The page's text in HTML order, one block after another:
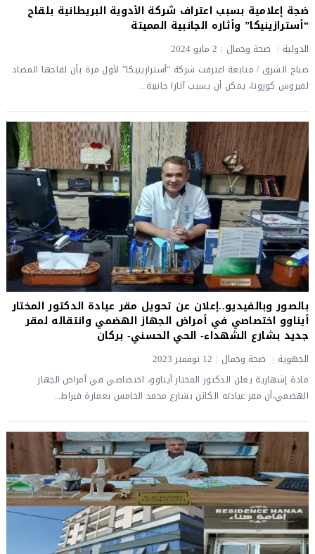
ضجة إعلامية بسبب اعتراف شركة الأدوية البريطانية بلقاح
“أسترازينيكا” وأثاره الجانبية المميتة
الدولية صحة وجمال 2 مايو 2024
صباح الشرق / متابعة اعترفت شركة “أسترازينيكا” لأول مرة بأن لقاحها المضاد
لفيروس كورونا، يمكن أن يسبب آثارا جانبية...
بالصور وبالفيديو..إعلان عن تحويل مقر عيادة الدكتور المختار
أيناوو اختصاصي في أمراض الجهاز الهضمي وانتقاله لمقر
جديد بشارع الشهداء- الحي الحسني- بركان
الجهوية صحة وجمال 12 نوفمبر 2023
مادة إشهارية يعلن الدكتور المختار أيناوو، اختصاصي في أمراض الجهاز
الهضمي،أن مقر عيادته الكائن بشارع محمد الخامس بعمارة قيراط...